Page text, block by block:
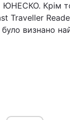
ЮНЕСКО. Крім
Traveller
визнано